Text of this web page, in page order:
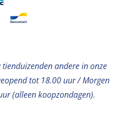
andere in onze
tot 18.00 uur / Morgen
(alleen koopzondagen).